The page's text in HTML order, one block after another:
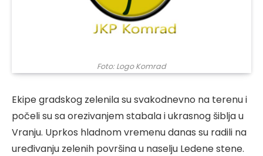
Foto: Logo Komrad
Ekipe gradskog zelenila su svakodnevno na terenu i
počeli su sa orezivanjem stabala i ukrasnog šiblja u
Vranju. Uprkos hladnom vremenu danas su radili na
uređivanju zelenih površina u naselju Ledene stene.